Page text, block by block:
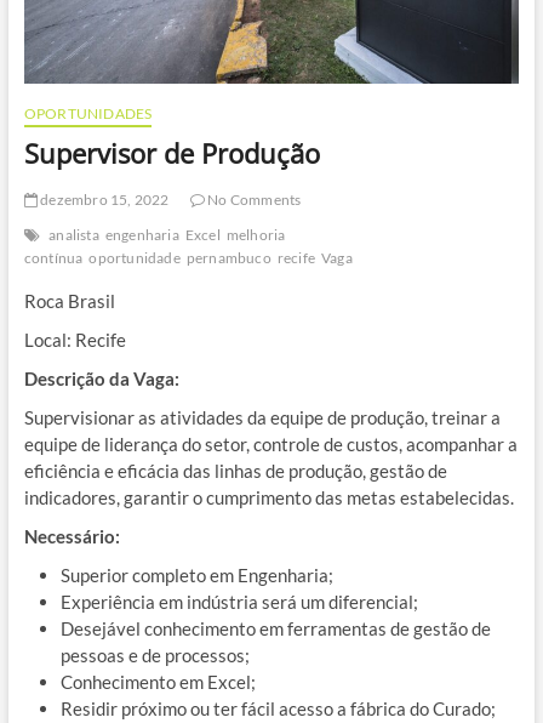
OPORTUNIDADES
Supervisor de Produção
dezembro 15, 2022
No Comments
analista engenharia Excel melhoria
contínua oportunidade pernambuco recife Vaga
Roca Brasil
Local: Recife
Descrição da Vaga:
Supervisionar as atividades da equipe de produção, treinar a
equipe de liderança do setor, controle de custos, acompanhar a
eficiência e eficácia das linhas de produção, gestão de
indicadores, garantir o cumprimento das metas estabelecidas.
Necessário:
Superior completo em Engenharia;
Experiência em indústria será um diferencial;
Desejável conhecimento em ferramentas de gestão de
pessoas e de processos;
Conhecimento em Excel;
Residir próximo ou ter fácil acesso a fábrica do Curado;